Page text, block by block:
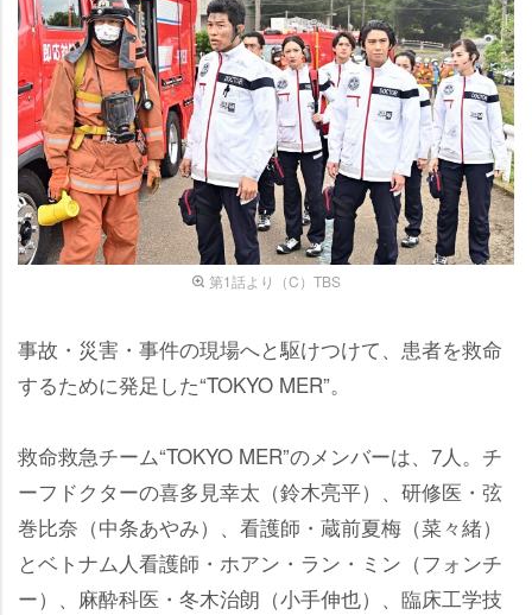
第1話より（C）TBS
事故・災害・事件の現場へと駆けつけて、患者を救命
するために発足した“TOKYO MER”。
救命救急チーム“TOKYO MER”のメンバーは、7人。チ
ーフドクターの喜多見幸太（鈴木亮平）、研修医・弦
巻比奈（中条あやみ）、看護師・蔵前夏梅（菜々緒）
とベトナム人看護師・ホアン・ラン・ミン（フォンチ
ー）、麻酔科医・冬木治朗（小手伸也）、臨床工学技